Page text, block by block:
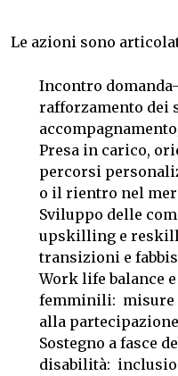
Le azioni sono
Incontro
rafforzamento dei
Presa in carico,
percorsi
o il rientro nel
Sviluppo delle
upskilling e
transizioni e
Work life balance
femminili: misure
alla
Sostegno a fasce
disabilità: